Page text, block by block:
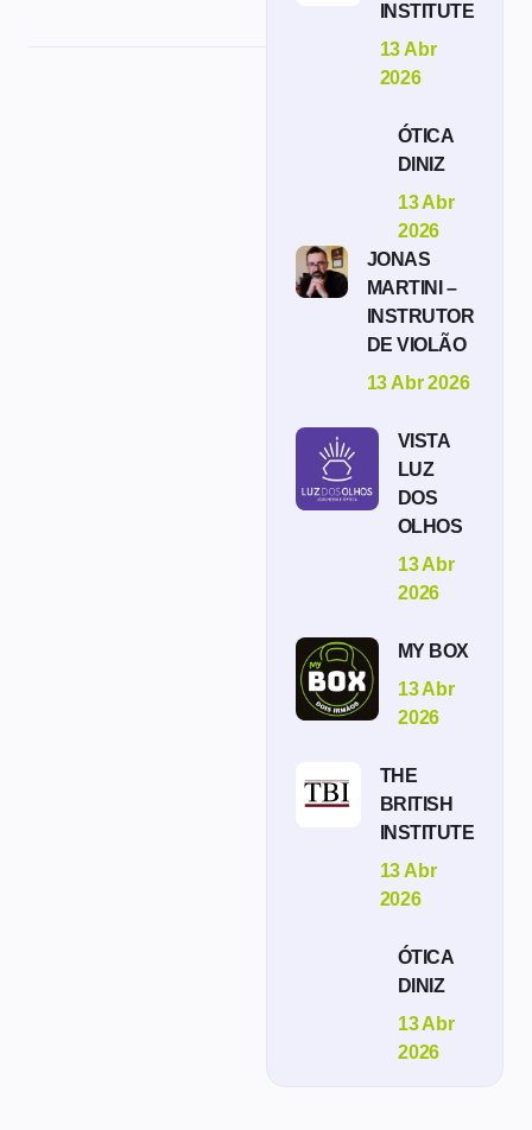
INSTITUTE
13 Abr
2026
ÓTICA
DINIZ
13 Abr
2026
JONAS
MARTINI –
INSTRUTOR
DE VIOLÃO
13 Abr 2026
VISTA
LUZ
DOS
OLHOS
13 Abr
2026
MY BOX
13 Abr
2026
THE
BRITISH
INSTITUTE
13 Abr
2026
ÓTICA
DINIZ
13 Abr
2026